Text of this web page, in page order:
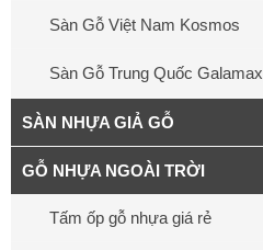
Sàn Gỗ Việt Nam Kosmos
Sàn Gỗ Trung Quốc Galamax
SÀN NHỰA GIẢ GỖ
GỖ NHỰA NGOÀI TRỜI
Tấm ốp gỗ nhựa giá rẻ